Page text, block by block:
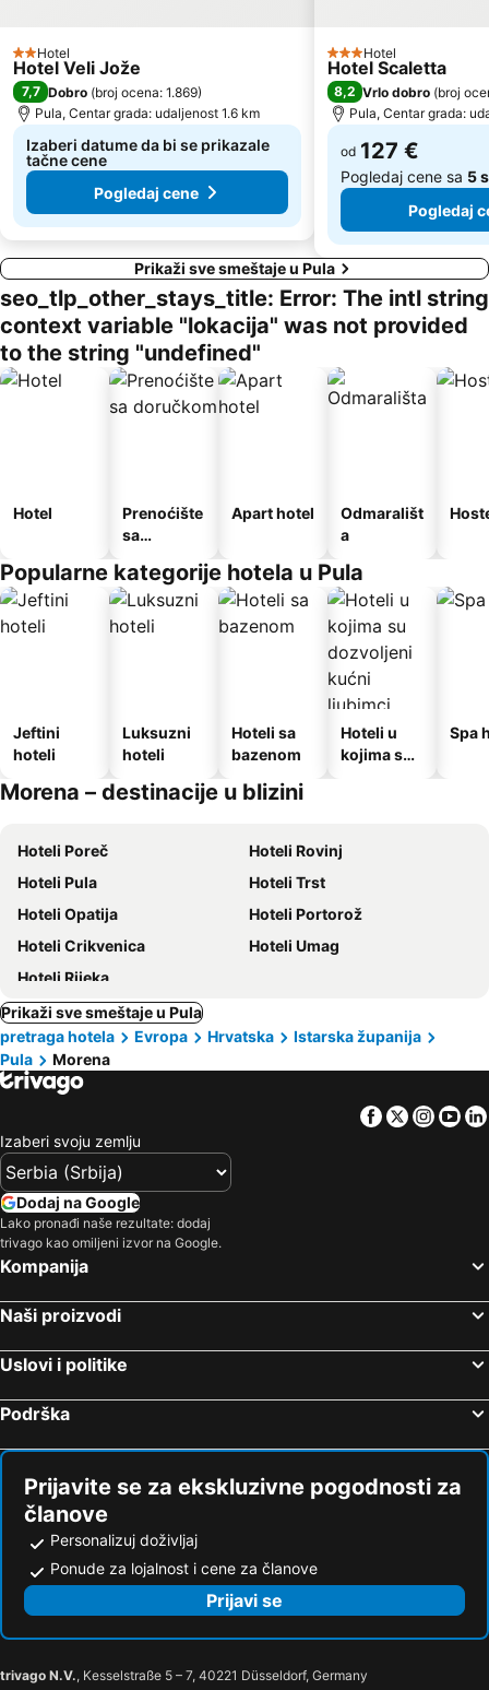
2 Zvezdice
Hotel
Hotel Veli Jože
7,7 Dobro (broj ocena: 1.869)
Pula, Centar grada: udaljenost 1.6 km
Izaberi datume da bi se prikazale
tačne cene
Pogledaj cene
3 Zvezdice
Hotel
Hotel Scaletta
8,2 Vrlo dobro (broj
Pula, Centar grada:
od 127 €
Pogledaj cene sa 5
Pogledaj
Prikaži sve smeštaje u Pula
seo_tlp_other_stays_title: Error: The intl string
context variable "lokacija" was not provided
to the string "undefined"
Hotel
Prenoćište
sa
Apart hotel
Odmarališt
a
Popularne kategorije hotela u Pula
Jeftini
hoteli
Luksuzni
hoteli
Hoteli sa
bazenom
Hoteli u
kojima su
Spa
Morena – destinacije u blizini
Hoteli Poreč
Hoteli Rovinj
Hoteli Pula
Hoteli Trst
Hoteli Opatija
Hoteli Portorož
Hoteli Crikvenica
Hoteli Umag
Hoteli Rijeka
Prikaži sve smeštaje u Pula
pretraga hotela
Evropa Hrvatska
Istarska županija
Pula
Morena
Facebook
Twitter
Izaberi svoju zemlju
Dodaj na Google
Lako pronađi naše rezultate: dodaj
trivago kao omiljeni izvor na Google.
Kompanija
Naši proizvodi
Uslovi i politike
Podrška
Prijavite se za ekskluzivne pogodnosti za
članove
Personalizuj doživljaj
Ponude za lojalnost i cene za članove
Prijavi se
trivago N.V., Kesselstraße 5 – 7, 40221 Düsseldorf, Germany